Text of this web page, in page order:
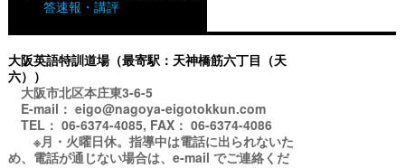
答速報・講評
大阪英語特訓道場（最寄駅：天神橋筋六丁目（天
六））
大阪市北区本庄東3-6-5
E-mail： eigo@nagoya-eigotokkun.com
TEL： 06-6374-4085, FAX： 06-6374-4086
※月・火曜日休。指導中は電話に出られないた
め、電話が通じない場合は、e-mail でご連絡くだ